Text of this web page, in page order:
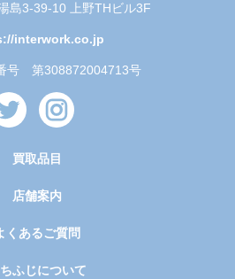
島3-39-10 上野THビル3F
interwork.co.jp
号 第308872004713号
買取品目
店舗案内
くあるご質問
ふじについて